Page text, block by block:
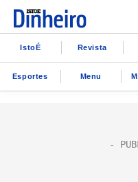
IstoÉ Revista
Esportes Menu